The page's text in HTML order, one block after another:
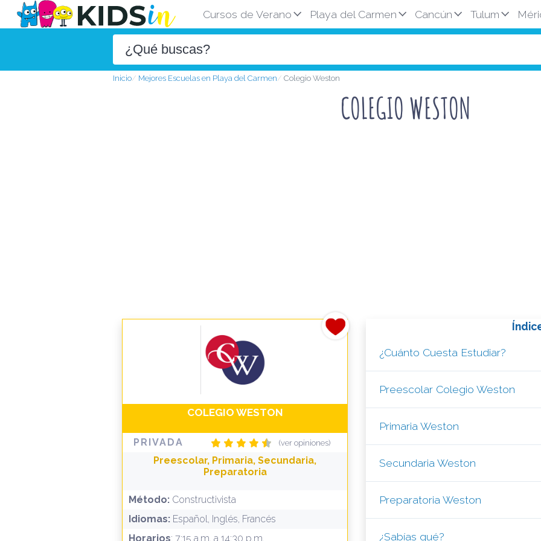
Cursos de Verano Playa del Carmen Cancún Tulum
Inicio Mejores Escuelas en Playa del Carmen Colegio Weston
COLEGIO WESTON
COLEGIO WESTON
PRIVADA (ver opiniones)
Preescolar, Primaria, Secundaria,
Preparatoria
Método: Constructivista
Idiomas: Español, Inglés, Francés
Horarios: 7:15 a.m. a 14:30 p.m.
¿Cuánto Cuesta Estudiar?
Preescolar Colegio Weston
Primaria Weston
Secundaria Weston
Preparatoria Weston
¿Sabías qué?